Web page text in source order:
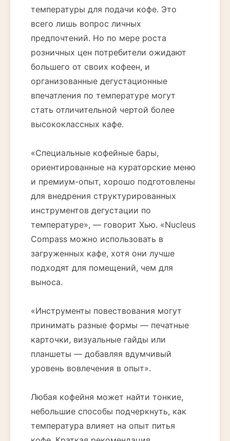
температуры для подачи кофе. Это
всего лишь вопрос личных
предпочтений. Но по мере роста
розничных цен потребители ожидают
большего от своих кофеен, и
организованные дегустационные
впечатления по температуре могут
стать отличительной чертой более
высококлассных кафе.
«Специальные кофейные бары,
ориентированные на кураторские меню
и премиум-опыт, хорошо подготовлены
для внедрения структурированных
инструментов дегустации по
температуре», — говорит Хью. «Nucleus
Compass можно использовать в
загруженных кафе, хотя они лучше
подходят для помещений, чем для
выноса.
«Инструменты повествования могут
принимать разные формы — печатные
карточки, визуальные гайды или
планшеты — добавляя вдумчивый
уровень вовлечения в опыт».
Любая кофейня может найти тонкие,
небольшие способы подчеркнуть, как
температура влияет на опыт питья